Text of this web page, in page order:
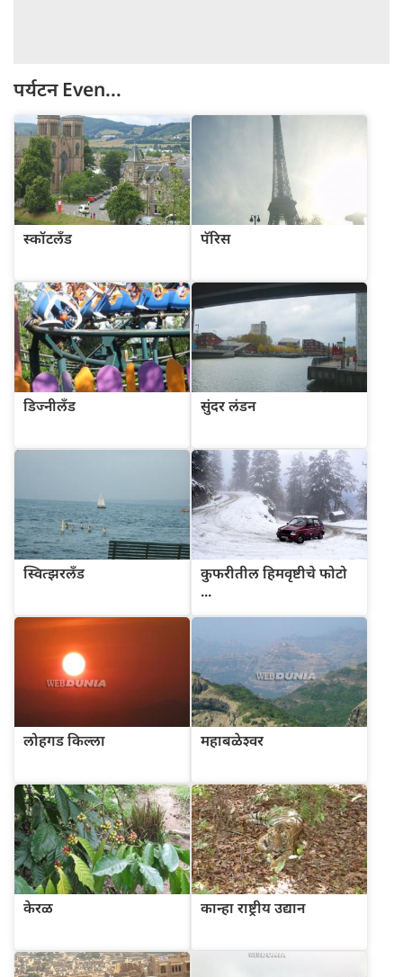
पर्यटनEven...
स्कॉटलॅंड पॅरिस
डिज्नीलँड सुंदर लंडन
स्वित्झरलँड
कुफरीतील हिमवृष्टीचे फोटो
...
लोहगड किल्ला महाबळेश्वर
केरळ कान्हा राष्ट्रीय उद्यान